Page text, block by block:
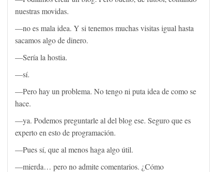
nuestras movidas.
—no es mala idea. Y si tenemos muchas visitas igual hasta
sacamos algo de dinero.
—Sería la hostia.
—sí.
—Pero hay un problema. No tengo ni puta idea de como se
hace.
—ya. Podemos preguntarle al del blog ese. Seguro que es
experto en esto de programación.
—Pues sí, que al menos haga algo útil.
—mierda… pero no admite comentarios. ¿Cómo